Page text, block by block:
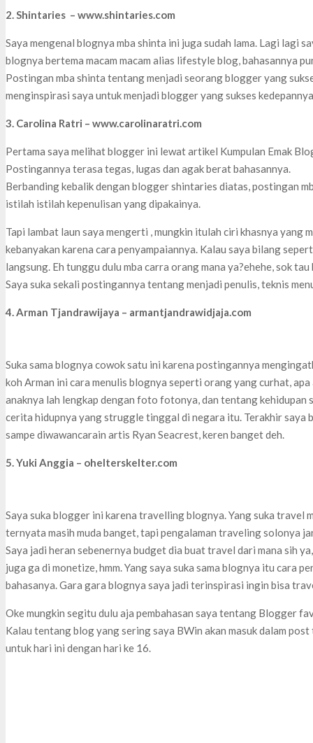
2. Shintaries – www.shintaries.com
Saya mengenal blognya mba shinta ini juga sudah lama. Lagi lagi
blognya bertema macam macam alias lifestyle blog, bahasannya
Postingan mba shinta tentang menjadi seorang blogger yang
menginspirasi saya untuk menjadi blogger yang sukses
3. Carolina Ratri – www.carolinaratri.com
Pertama saya melihat blogger ini lewat artikel Kumpulan Emak
Postingannya terasa tegas, lugas dan agak berat bahasannya.
Berbanding kebalik dengan blogger shintaries diatas, postingan
istilah istilah kepenulisan yang dipakainya.
Tapi lambat laun saya mengerti , mungkin itulah ciri khasnya yang
kebanyakan karena cara penyampaiannya. Kalau saya bilang
langsung. Eh tunggu dulu mba carra orang mana ya?ehehe, sok tau
Saya suka sekali postingannya tentang menjadi penulis, teknis
4. Arman Tjandrawijaya – armantjandrawidjaja.com
Suka sama blognya cowok satu ini karena postingannya
koh Arman ini cara menulis blognya seperti orang yang curhat,
anaknya lah lengkap dengan foto fotonya, dan tentang kehidupan
cerita hidupnya yang struggle tinggal di negara itu. Terakhir saya
sampe diwawancarain artis Ryan Seacrest, keren banget deh.
5. Yuki Anggia – ohelterskelter.com
Saya suka blogger ini karena travelling blognya. Yang suka travel
ternyata masih muda banget, tapi pengalaman traveling solonya
Saya jadi heran sebenernya budget dia buat travel dari mana sih
juga ga di monetize, hmm. Yang saya suka sama blognya itu cara
bahasanya. Gara gara blognya saya jadi terinspirasi ingin bisa
Oke mungkin segitu dulu aja pembahasan saya tentang Blogger
Kalau tentang blog yang sering saya BWin akan masuk dalam
untuk hari ini dengan hari ke 16.